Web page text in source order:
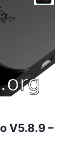
V5.8.9 –